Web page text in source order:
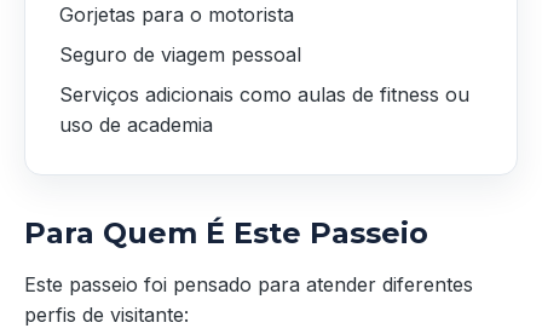
Gorjetas para o motorista
Seguro de viagem pessoal
Serviços adicionais como aulas de fitness ou
uso de academia
Para Quem É Este Passeio
Este passeio foi pensado para atender diferentes
perfis de visitante: